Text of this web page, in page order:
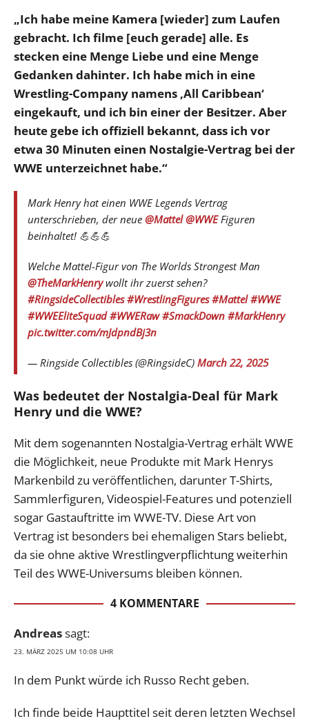
„Ich habe meine Kamera [wieder] zum Laufen
gebracht. Ich filme [euch gerade] alle. Es
stecken eine Menge Liebe und eine Menge
Gedanken dahinter. Ich habe mich in eine
Wrestling-Company namens ‚All Caribbean‘
eingekauft, und ich bin einer der Besitzer. Aber
heute gebe ich offiziell bekannt, dass ich vor
etwa 30 Minuten einen Nostalgie-Vertrag bei der
WWE unterzeichnet habe.“
Mark Henry hat einen WWE Legends Vertrag
unterschrieben, der neue @Mattel @WWEFiguren
beinhaltet! 💪💪💪
Welche Mattel-Figur von The Worlds Strongest Man
@TheMarkHenrywollt ihr zuerst sehen?
#RingsideCollectibles #WrestlingFigures #Mattel #WWE
#WWEEliteSquad #WWERaw #SmackDown #MarkHenry
pic.twitter.com/mJdpndBj3n
— Ringside Collectibles (@RingsideC) March 22, 2025
Was bedeutet der Nostalgia-Deal für Mark
Henry und die WWE?
Mit dem sogenannten Nostalgia-Vertrag erhält WWE
die Möglichkeit, neue Produkte mit Mark Henrys
Markenbild zu veröffentlichen, darunter T-Shirts,
Sammlerfiguren, Videospiel-Features und potenziell
sogar Gastauftritte im WWE-TV. Diese Art von
Vertrag ist besonders bei ehemaligen Stars beliebt,
da sie ohne aktive Wrestlingverpflichtung weiterhin
Teil des WWE-Universums bleiben können.
4 KOMMENTARE
Andreassagt:
23. MÄRZ 2025 UM 10:08 UHR
In dem Punkt würde ich Russo Recht geben.
Ich finde beide Haupttitel seit deren letzten Wechsel